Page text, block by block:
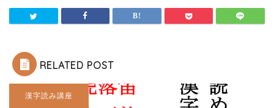
RELATED POST
漢字読み講座